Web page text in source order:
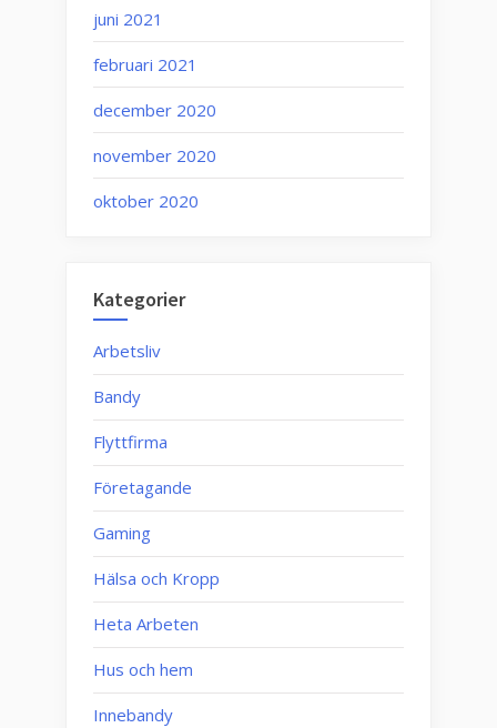
juni 2021
februari 2021
december 2020
november 2020
oktober 2020
Kategorier
Arbetsliv
Bandy
Flyttfirma
Företagande
Gaming
Hälsa och Kropp
Heta Arbeten
Hus och hem
Innebandy